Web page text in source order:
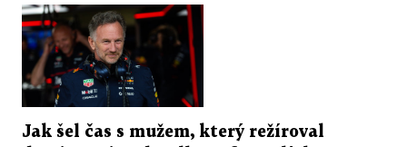
Jak šel čas s mužem, který režíroval